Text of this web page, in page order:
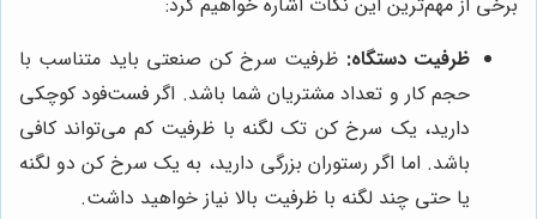
ظرفیت دستگاه: ظرفیت سرخ کن صنعتی باید متناسب با
حجم کار و تعداد مشتریان شما باشد. اگر فست‌فود کوچکی
دارید، یک سرخ کن تک لگنه با ظرفیت کم می‌تواند کافی
باشد. اما اگر رستوران بزرگی دارید، به یک سرخ کن دو لگنه
یا حتی چند لگنه با ظرفیت بالا نیاز خواهید داشت.